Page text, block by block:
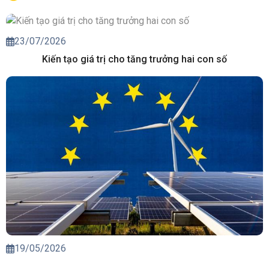
23/07/2026
Kiến tạo giá trị cho tăng trưởng hai con số
19/05/2026